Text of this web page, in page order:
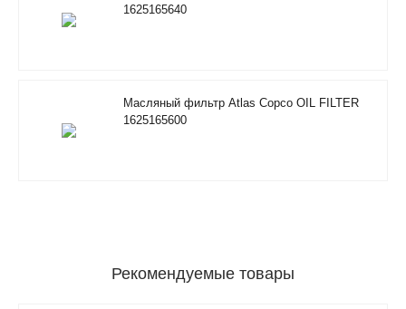
1625165640
Масляный фильтр Atlas Copco OIL FILTER
1625165600
Рекомендуемые товары